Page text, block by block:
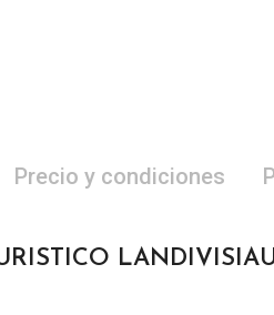
Precio y condiciones